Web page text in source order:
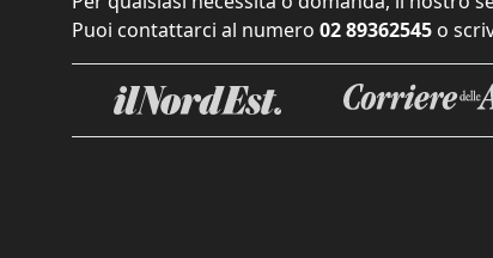
Puoi contattarci al numero 02 89362545 o